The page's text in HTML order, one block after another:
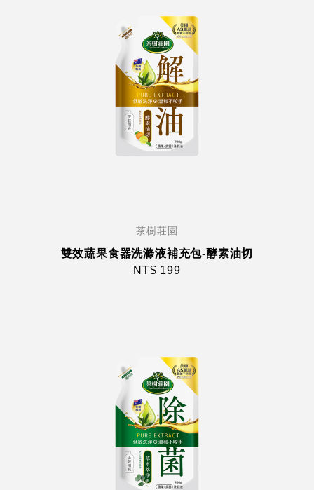
茶樹莊園
雙效蔬果食器洗滌液補充包-酵素油切
NT$ 199